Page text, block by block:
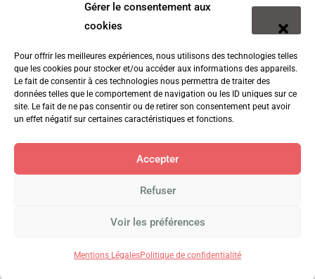
Gérer le consentement aux
cookies
Pour offrir les meilleures expériences, nous utilisons des technologies telles
que les cookies pour stocker et/ou accéder aux informations des appareils.
Le fait de consentir à ces technologies nous permettra de traiter des
données telles que le comportement de navigation ou les ID uniques sur ce
site. Le fait de ne pas consentir ou de retirer son consentement peut avoir
un effet négatif sur certaines caractéristiques et fonctions.
Accepter
Refuser
Voir les préférences
Mentions LégalesPolitique de confidentialité
© 2026 Groupe EFD